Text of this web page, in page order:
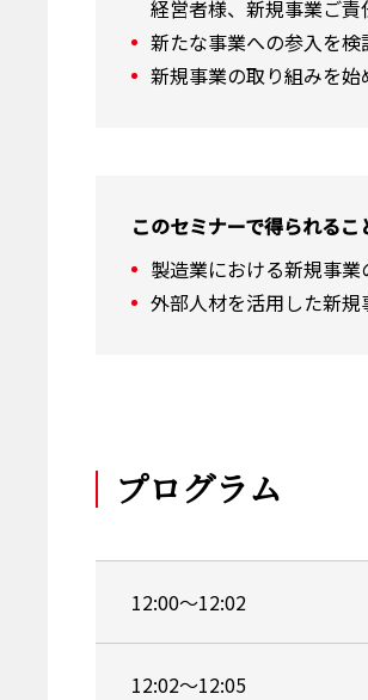
経営者様、新規事業ご責
新たな事業への参入を
新規事業の取り組みを
このセミナーで得られるこ
製造業における新規事
外部人材を活用した新
プログラム
12:00～12:02
12:02～12:05